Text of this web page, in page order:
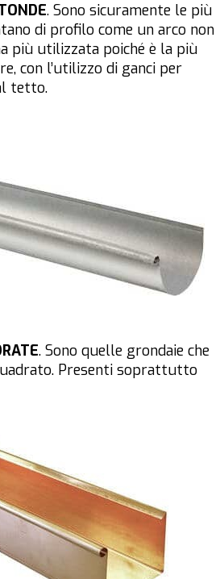
. Sono sicuramente le più
di profilo come un arco non
più utilizzata poiché è la più
con l’utilizzo di ganci per
tetto.
. Sono quelle grondaie che
Presenti soprattutto